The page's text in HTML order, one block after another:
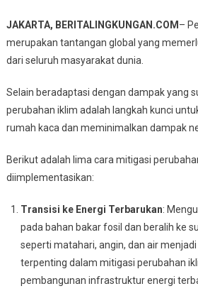
5
Iklim
JAKARTA, BERITALINGKUNGAN.COM–
merupakan tantangan global yang
dari seluruh masyarakat dunia.
Selain beradaptasi dengan dampak yang
perubahan iklim adalah langkah kunci
rumah kaca dan meminimalkan dampak
Berikut adalah lima cara mitigasi
diimplementasikan:
Transisi ke Energi Terbarukan:
pada bahan bakar fosil dan beralih ke
seperti matahari, angin, dan air
terpenting dalam mitigasi perubahan
pembangunan infrastruktur energi